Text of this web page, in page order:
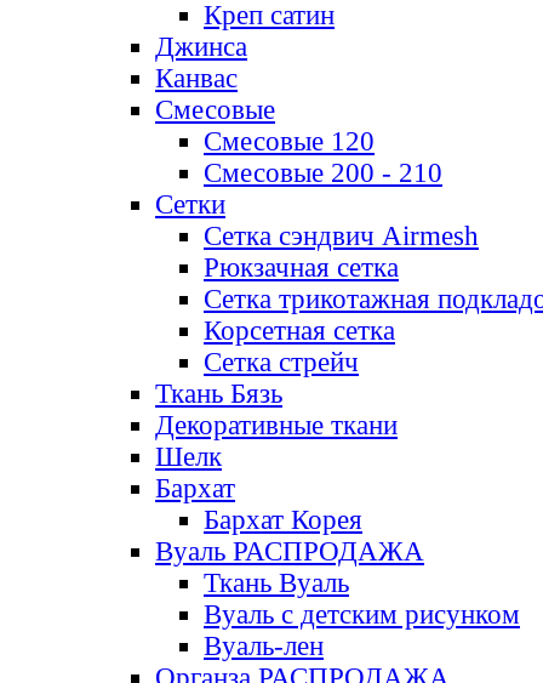
Креп сатин
Джинса
Канвас
Смесовые
Смесовые 120
Смесовые 200 - 210
Сетки
Сетка сэндвич Airmesh
Рюкзачная сетка
Сетка трикотажная
Корсетная сетка
Сетка стрейч
Ткань Бязь
Декоративные ткани
Шелк
Бархат
Бархат Корея
Вуаль РАСПРОДАЖА
Ткань Вуаль
Вуаль с детским рисунком
Вуаль-лен